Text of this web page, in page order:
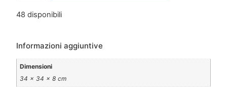
48 disponibili
Informazioni aggiuntive
Dimensioni
34 × 34 × 8 cm